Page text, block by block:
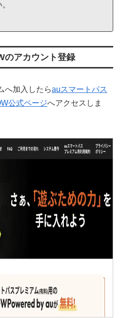
のアカウント登録
へ加入したらauスマートパス
公式ページへアクセスしま